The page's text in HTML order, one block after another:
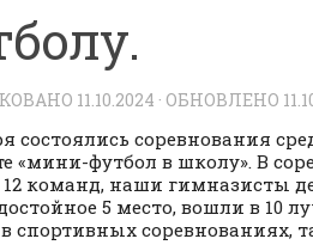
11.10.2024 · ОБНОВЛЕНО
состоялись соревнования
«мини-футбол в школу». В
12 команд, наши гимназисты
5 место, вошли в
в спортивных соревнованиях,